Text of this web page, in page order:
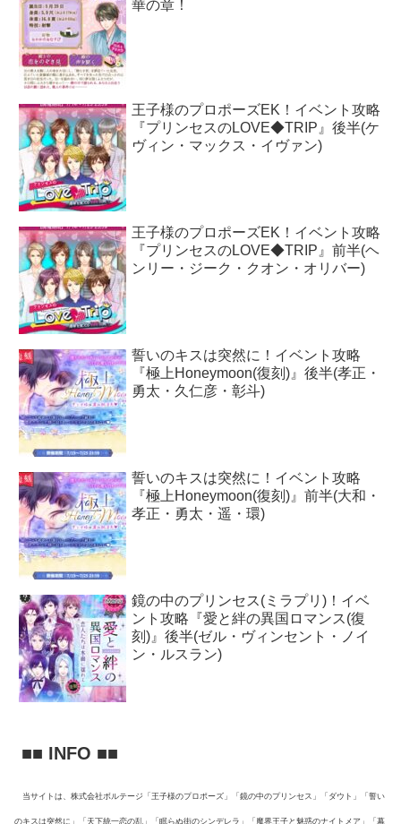
華の章！
王子様のプロポーズEK！イベント攻略
『プリンセスのLOVE◆TRIP』後半(ケ
ヴィン・マックス・イヴァン)
王子様のプロポーズEK！イベント攻略
『プリンセスのLOVE◆TRIP』前半(ヘ
ンリー・ジーク・クオン・オリバー)
誓いのキスは突然に！イベント攻略
『極上Honeymoon(復刻)』後半(孝正・
勇太・久仁彦・彰斗)
誓いのキスは突然に！イベント攻略
『極上Honeymoon(復刻)』前半(大和・
孝正・勇太・遥・環)
鏡の中のプリンセス(ミラプリ)！イベ
ント攻略『愛と絆の異国ロマンス(復
刻)』後半(ゼル・ヴィンセント・ノイ
ン・ルスラン)
■■ INFO ■■
当サイトは、株式会社ボルテージ「王子様のプロポーズ」「鏡の中のプリンセス」「ダウト」「誓い
のキスは突然に」「天下統一恋の乱」「眠らぬ街のシンデレラ」「魔界王子と魅惑のナイトメア」「幕